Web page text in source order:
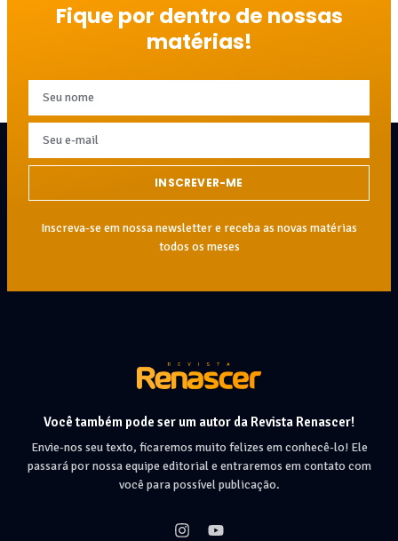
Fique por dentro de nossas
matérias!
INSCREVER-ME
Inscreva-se em nossa newsletter e receba as novas matérias
todos os meses
Você também pode ser um autor da Revista Renascer!
Envie-nos seu texto, ficaremos muito felizes em conhecê-lo! Ele
passará por nossa equipe editorial e entraremos em contato com
você para possível publicação.